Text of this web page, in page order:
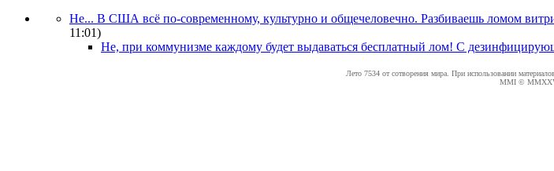
Не... В США всё по-современному, культурно и общечеловечно. Разбиваешь ломом
11:01)
Не, при коммунизме каждому будет выдаваться бесплатный лом! С
Лето 7534 от сотворения мира. При использовании
MMI ©